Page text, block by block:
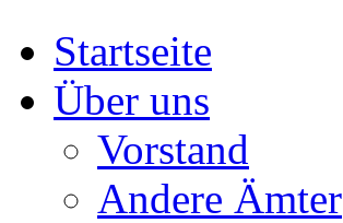
Startseite
Über uns
Vorstand
Andere Ämter